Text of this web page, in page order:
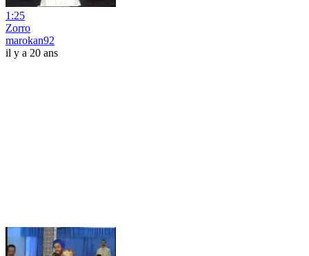
1:25
Zorro
marokan92
il y a 20 ans